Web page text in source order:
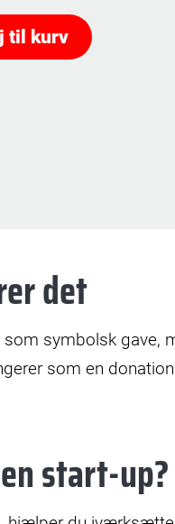
til kurv
det
symbolsk gave,
som en
start-up?